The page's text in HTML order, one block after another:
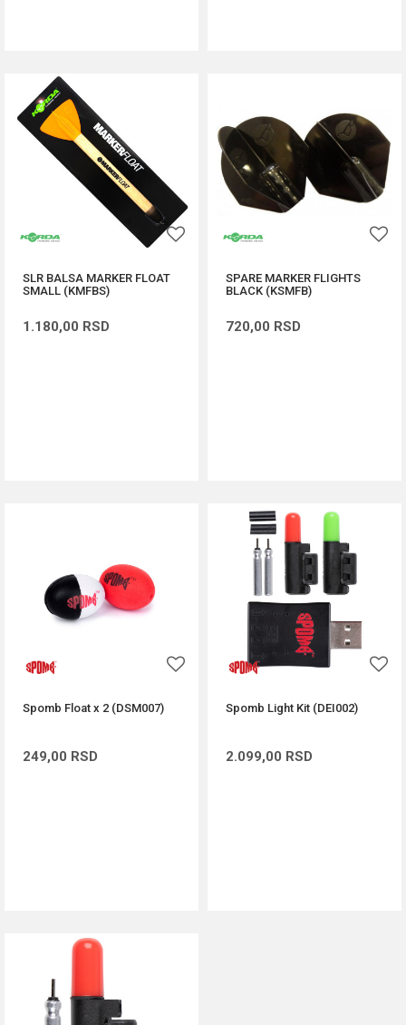
SLR BALSA MARKER FLOAT
SMALL (KMFBS)
1.180,00 RSD
SPARE MARKER FLIGHTS
BLACK (KSMFB)
720,00 RSD
Spomb Float x 2 (DSM007)
249,00 RSD
Spomb Light Kit (DEI002)
2.099,00 RSD